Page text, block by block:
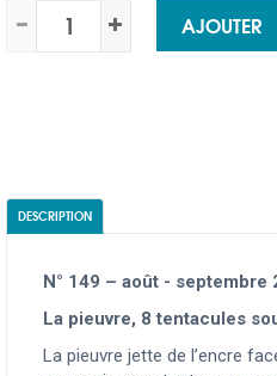
AJOUTER
DESCRIPTION
N° 149 – août - septembre
La pieuvre, 8 tentacules
La pieuvre jette de l’encre